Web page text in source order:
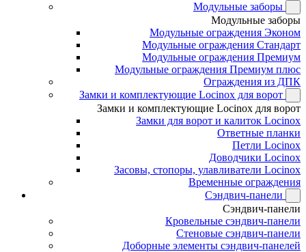
Модульные заборы
Модульные заборы
Модульные ограждения Эконом
Модульные ограждения Стандарт
Модульные ограждения Премиум
Модульные ограждения Премиум плюс
Ограждения из ДПК
Замки и комплектующие Locinox для ворот
Замки и комплектующие Locinox для ворот
Замки для ворот и калиток Locinox
Ответные планки
Петли Locinox
Доводчики Locinox
Засовы, стопоры, улавливатели Locinox
Временные ограждения
Сэндвич-панели
Сэндвич-панели
Кровельные сэндвич-панели
Стеновые сэндвич-панели
Доборные элементы сэндвич-панелей